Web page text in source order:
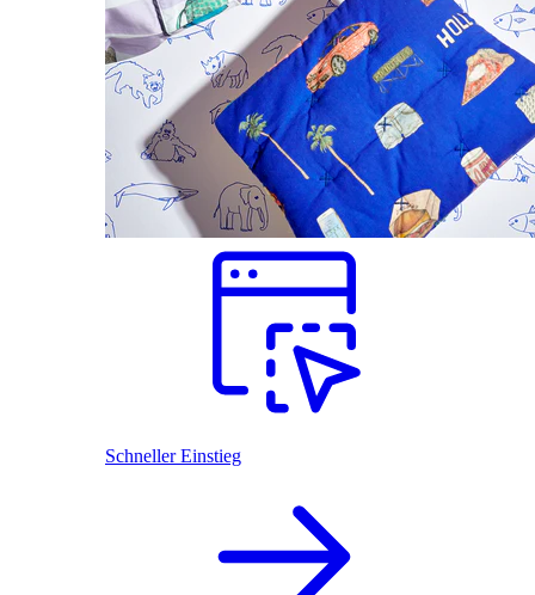
Schneller Einstieg